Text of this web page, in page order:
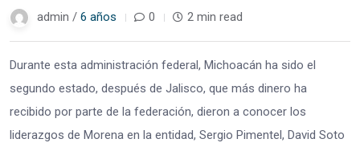
admin / 6 años 0 2 min read
Durante esta administración federal, Michoacán ha sido el
segundo estado, después de Jalisco, que más dinero ha
recibido por parte de la federación, dieron a conocer los
liderazgos de Morena en la entidad, Sergio Pimentel, David Soto